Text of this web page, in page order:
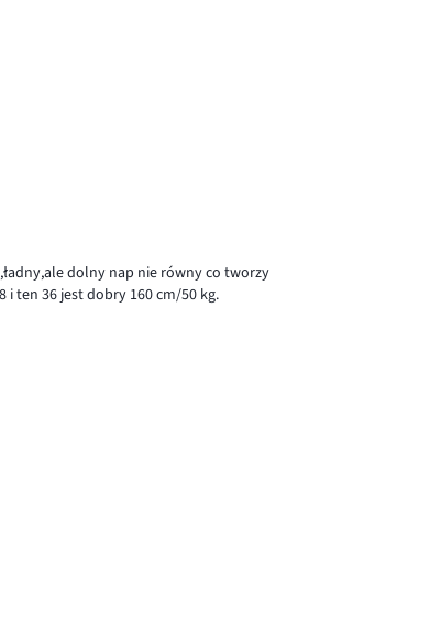
dolny nap nie równy co tworzy
ten 36 jest dobry 160 cm/50 kg.